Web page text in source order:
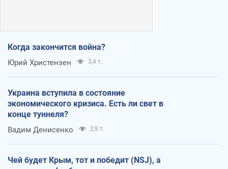
Когда закончится война?
Юрий Христензен 3,4 т.
Украина вступила в состояние
экономического кризиса. Есть ли свет в
конце туннеля?
Вадим Денисенко 2,9 т.
Чей будет Крым, тот и победит (NSJ), а